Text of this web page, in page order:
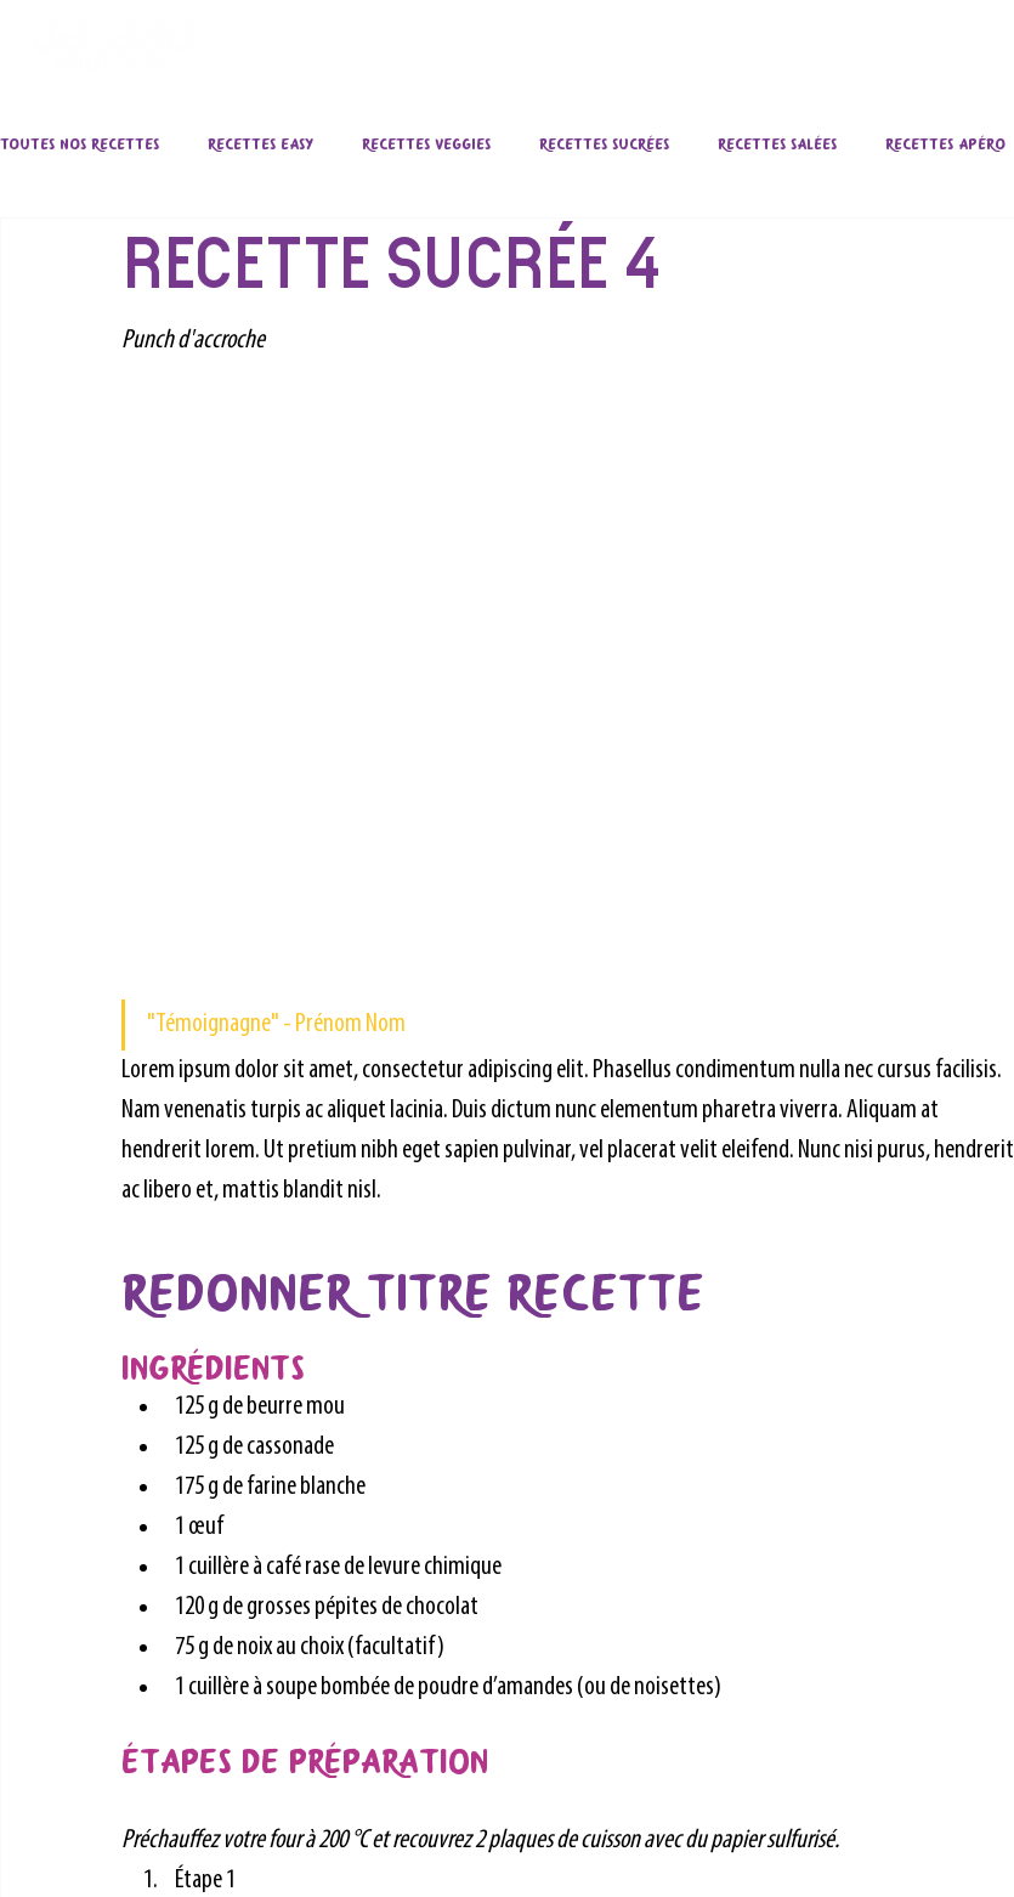
Toutes nos recettes Recettes Easy Recettes Veggies Recettes Sucrées Recettes Salées Recettes Apéro
RECETTE SUCRÉE 4
Punch d'accroche
"Témoignagne" - Prénom Nom
Lorem ipsum dolor sit amet, consectetur adipiscing elit. Phasellus condimentum nulla nec cursus facilisis.
Nam venenatis turpis ac aliquet lacinia. Duis dictum nunc elementum pharetra viverra. Aliquam at
hendrerit lorem. Ut pretium nibh eget sapien pulvinar, vel placerat velit eleifend. Nunc nisi purus, hendrerit
ac libero et, mattis blandit nisl.
REDONNER TITRE RECETTE
Ingrédients
125 g de beurre mou
125 g de cassonade
175 g de farine blanche
1 œuf
1 cuillère à café rase de levure chimique
120 g de grosses pépites de chocolat
75 g de noix au choix (facultatif)
1 cuillère à soupe bombée de poudre d’amandes (ou de noisettes)
Étapes de préparation
Préchauffez votre four à 200 °C et recouvrez 2 plaques de cuisson avec du papier sulfurisé.
Étape 1